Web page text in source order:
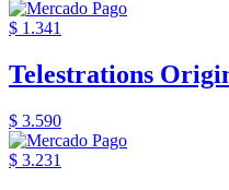
$ 1.341
Telestrations
$ 3.590
$ 3.231